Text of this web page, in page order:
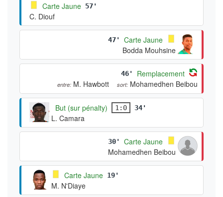
Carte Jaune 57'
C. Diouf
47'
Carte Jaune
Bodda Mouhsine
46' Remplacement
entre: M. Hawbott sort: Mohamedhen Beibou
But (sur pénalty) 1:0 34'
L. Camara
30'
Carte Jaune
Mohamedhen Beibou
Carte Jaune 19'
M. N'Diaye